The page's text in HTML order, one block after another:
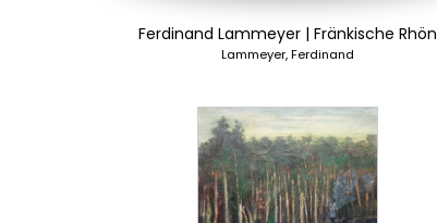
Ferdinand Lammeyer | Fränkische Rhön
Lammeyer, Ferdinand